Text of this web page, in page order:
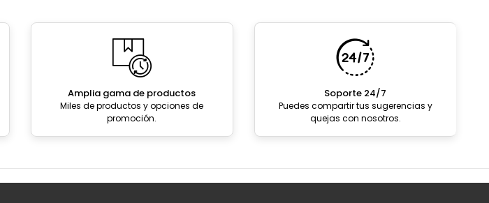
Amplia gama de productos
Miles de productos y opciones de
promoción.
Soporte 24/7
Puedes compartir tus sugerencias y
quejas con nosotros.